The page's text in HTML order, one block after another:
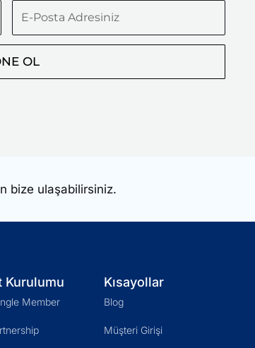
E-
Posta
Adresiniz
OL
bize ulaşabilirsiniz.
Kurulumu
Member
Kısayollar
Blog
Müşteri Girişi